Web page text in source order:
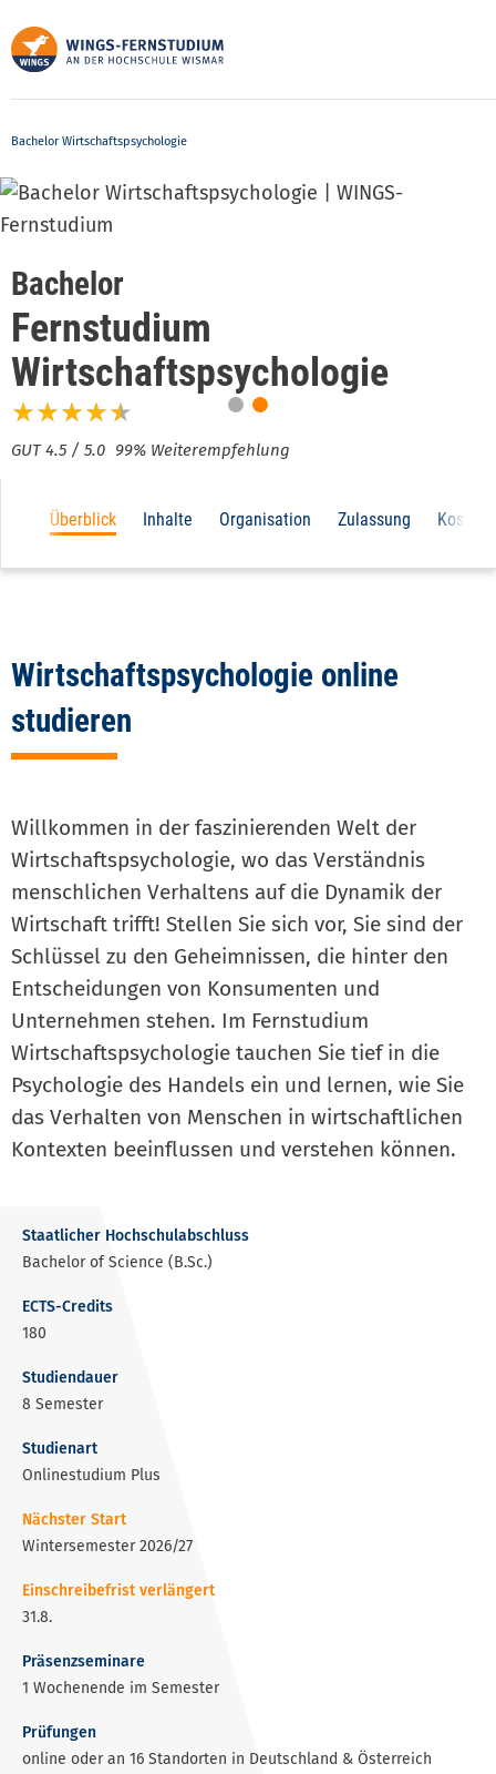
zum
Inhalt
Bachelor Wirtschaftspsychologie
99% Weiterempfehlung
Bachelor
Fernstudium
Wirtschaftspsychologie
Main
navigation
Überblick Inhalte Organisation Zulassung Kosten
Wirtschaftspsychologie online
studieren
Willkommen in der faszinierenden Welt der
Wirtschaftspsychologie, wo das Verständnis
menschlichen Verhaltens auf die Dynamik der
Wirtschaft trifft! Stellen Sie sich vor, Sie sind der
Schlüssel zu den Geheimnissen, die hinter den
Entscheidungen von Konsumenten und
Unternehmen stehen. Im Fernstudium
Wirtschaftspsychologie tauchen Sie tief in die
Psychologie des Handels ein und lernen, wie Sie
das Verhalten von Menschen in wirtschaftlichen
Kontexten beeinflussen und verstehen können.
Staatlicher Hochschulabschluss
Bachelor of Science (B.Sc.)
ECTS-Credits
180
Studiendauer
8 Semester
Studienart
Onlinestudium Plus
Nächster Start
Wintersemester 2026/27
Einschreibefrist verlängert
31.8.
Präsenzseminare
1 Wochenende im Semester
Prüfungen
online oder an 16 Standorten in Deutschland & Österreich